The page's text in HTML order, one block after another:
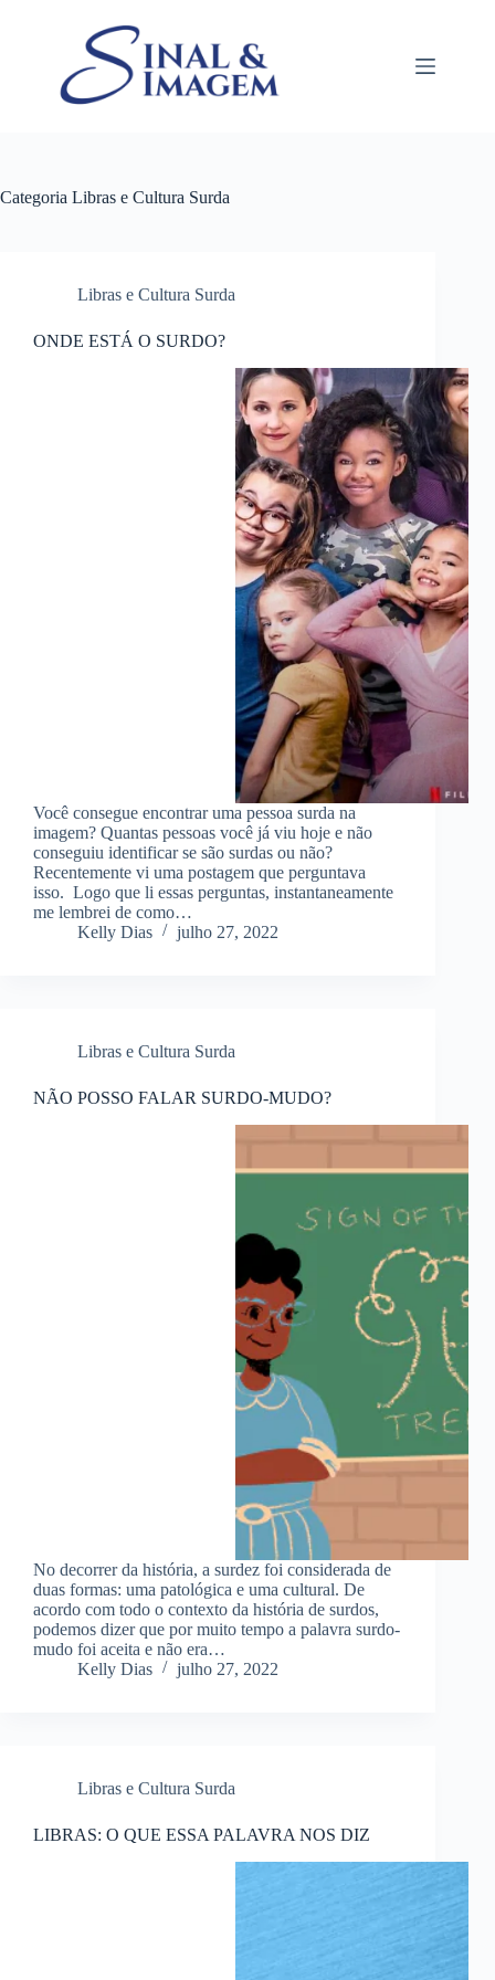
Categoria Libras e Cultura Surda
Libras e Cultura Surda
ONDE ESTÁ O SURDO?
Você consegue encontrar uma pessoa surda na
imagem? Quantas pessoas você já viu hoje e não
conseguiu identificar se são surdas ou não?
Recentemente vi uma postagem que perguntava
isso. Logo que li essas perguntas, instantaneamente
me lembrei de como…
Kelly Dias
julho 27, 2022
Libras e Cultura Surda
NÃO POSSO FALAR SURDO-MUDO?
No decorrer da história, a surdez foi considerada de
duas formas: uma patológica e uma cultural. De
acordo com todo o contexto da história de surdos,
podemos dizer que por muito tempo a palavra surdo-
mudo foi aceita e não era…
Kelly Dias
julho 27, 2022
Libras e Cultura Surda
LIBRAS: O QUE ESSA PALAVRA NOS DIZ